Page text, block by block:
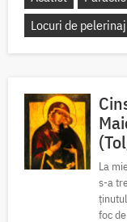
Locuri de pelerinaj
La
s-a
foc